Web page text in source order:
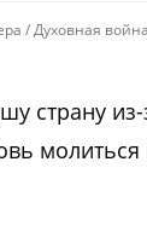
/Духовная война
страну